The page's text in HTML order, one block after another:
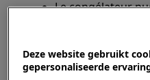
Le congélateur
Congélateur
Deze website gebruikt
gepersonaliseerde